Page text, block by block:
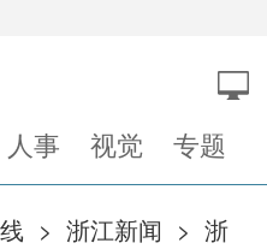
人事 视觉 专题
> 浙江新闻 > 浙